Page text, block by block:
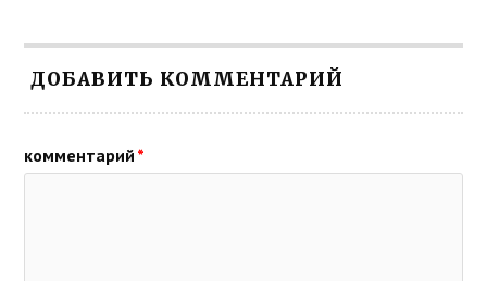
ДОБАВИТЬ КОММЕНТАРИЙ
комментарий *